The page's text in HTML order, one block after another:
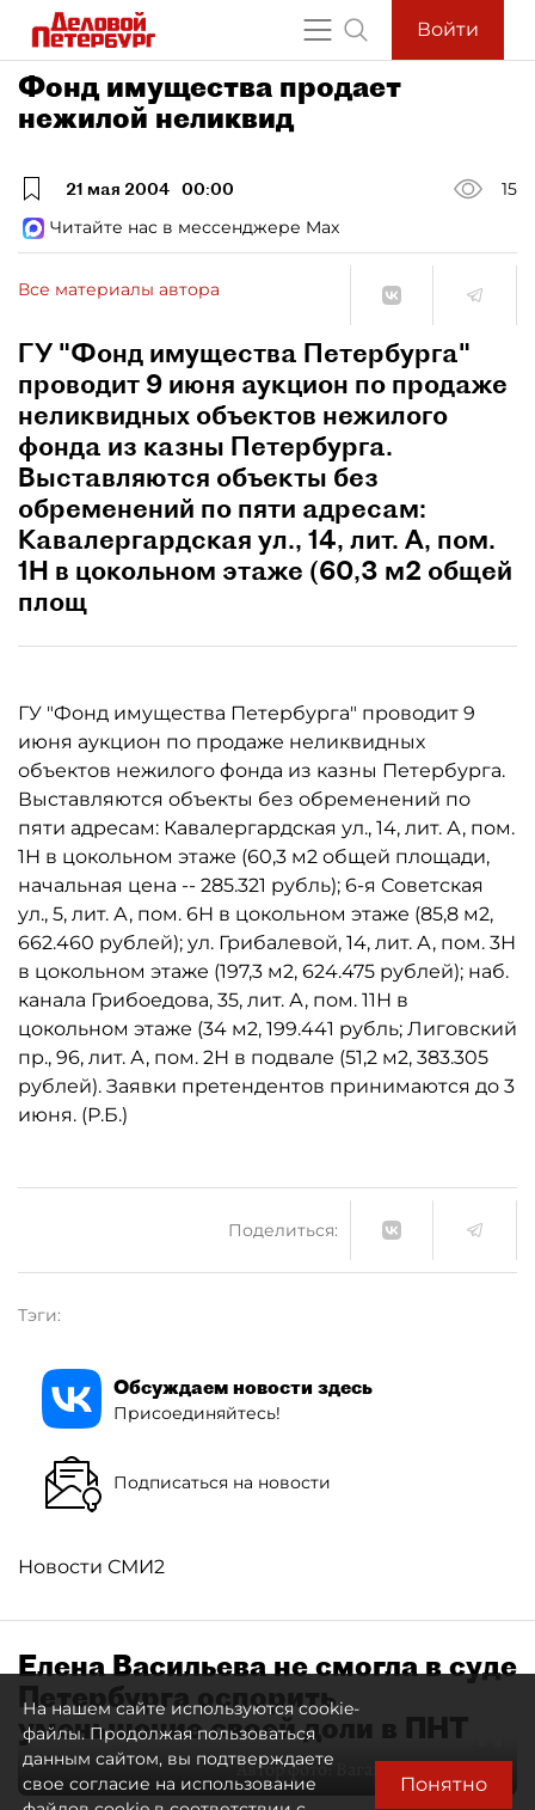
Войти
Фонд имущества продает
нежилой неликвид
21 мая 2004 00:00
15
Читайте нас в мессенджере Max
Все материалы автора
ГУ "Фонд имущества Петербурга"
проводит 9 июня аукцион по продаже
неликвидных объектов нежилого
фонда из казны Петербурга.
Выставляются объекты без
обременений по пяти адресам:
Кавалергардская ул., 14, лит. А, пом.
1Н в цокольном этаже (60,3 м2 общей
площ
ГУ "Фонд имущества Петербурга" проводит 9
июня аукцион по продаже неликвидных
объектов нежилого фонда из казны Петербурга.
Выставляются объекты без обременений по
пяти адресам: Кавалергардская ул., 14, лит. А, пом.
1Н в цокольном этаже (60,3 м2 общей площади,
начальная цена -- 285.321 рубль); 6-я Советская
ул., 5, лит. А, пом. 6Н в цокольном этаже (85,8 м2,
662.460 рублей); ул. Грибалевой, 14, лит. А, пом. 3Н
в цокольном этаже (197,3 м2, 624.475 рублей); наб.
канала Грибоедова, 35, лит. А, пом. 11Н в
цокольном этаже (34 м2, 199.441 рубль; Лиговский
пр., 96, лит. А, пом. 2Н в подвале (51,2 м2, 383.305
рублей). Заявки претендентов принимаются до 3
июня. (Р.Б.)
Поделиться:
Тэги:
Обсуждаем новости здесь
Присоединяйтесь!
Подписаться на новости
Новости СМИ2
Елена Васильева не смогла в суде
Петербурга оспорить
уменьшение своей доли в ПНТ
Автор фото: Ваганов Антон / "ДП"
На нашем сайте используются cookie-
файлы. Продолжая пользоваться
данным сайтом, вы подтверждаете
свое согласие на использование
Понятно